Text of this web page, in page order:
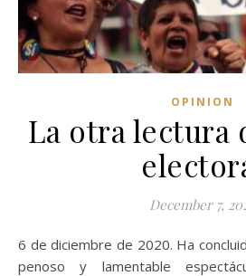
OPINION
La otra lectura
December 7,
6 de diciembre de 2020. Ha concluido la primera etapa del
penoso y lamentable